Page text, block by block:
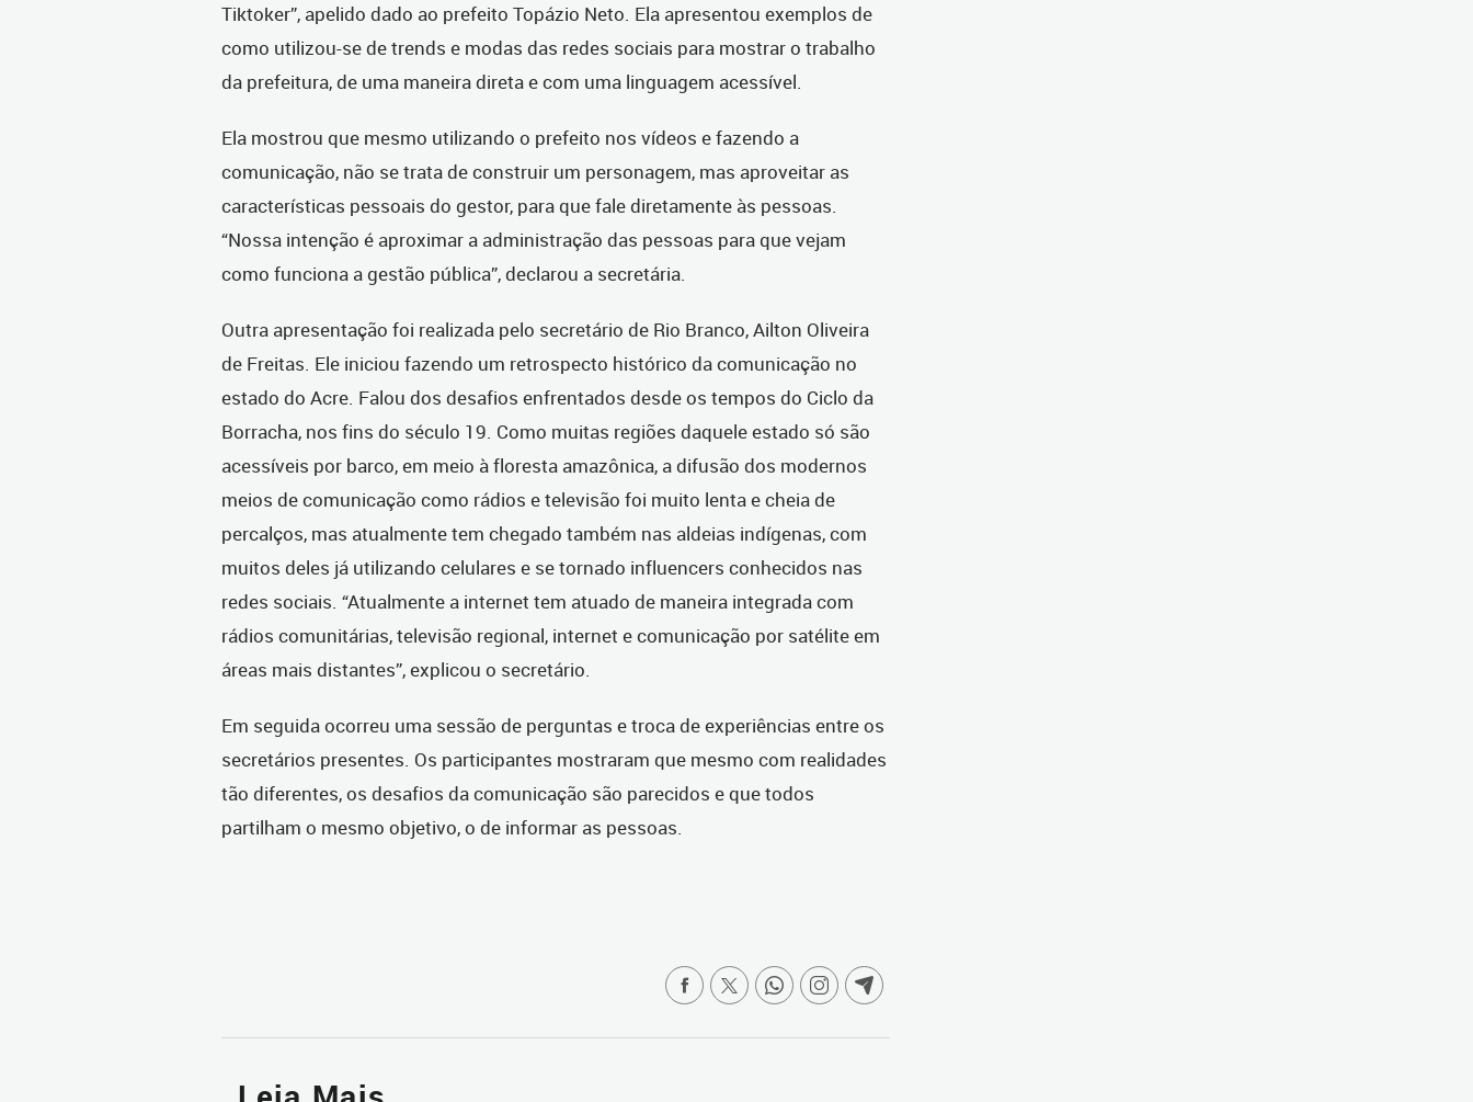
Tiktoker”, apelido dado ao prefeito Topázio Neto. Ela apresentou exemplos de
como utilizou-se de trends e modas das redes sociais para mostrar o trabalho
da prefeitura, de uma maneira direta e com uma linguagem acessível.
Ela mostrou que mesmo utilizando o prefeito nos vídeos e fazendo a
comunicação, não se trata de construir um personagem, mas aproveitar as
características pessoais do gestor, para que fale diretamente às pessoas.
“Nossa intenção é aproximar a administração das pessoas para que vejam
como funciona a gestão pública”, declarou a secretária.
Outra apresentação foi realizada pelo secretário de Rio Branco, Ailton Oliveira
de Freitas. Ele iniciou fazendo um retrospecto histórico da comunicação no
estado do Acre. Falou dos desafios enfrentados desde os tempos do Ciclo da
Borracha, nos fins do século 19. Como muitas regiões daquele estado só são
acessíveis por barco, em meio à floresta amazônica, a difusão dos modernos
meios de comunicação como rádios e televisão foi muito lenta e cheia de
percalços, mas atualmente tem chegado também nas aldeias indígenas, com
muitos deles já utilizando celulares e se tornado influencers conhecidos nas
redes sociais. “Atualmente a internet tem atuado de maneira integrada com
rádios comunitárias, televisão regional, internet e comunicação por satélite em
áreas mais distantes”, explicou o secretário.
Em seguida ocorreu uma sessão de perguntas e troca de experiências entre os
secretários presentes. Os participantes mostraram que mesmo com realidades
tão diferentes, os desafios da comunicação são parecidos e que todos
partilham o mesmo objetivo, o de informar as pessoas.